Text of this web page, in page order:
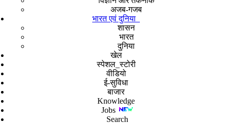
अजब-गजब
भारत एवं दुनिया
शासन
भारत
दुनिया
खेल
स्पेशल_स्टोरी
वीडियो
ई-सुविधा
बाजार
Knowledge
Jobs
Search